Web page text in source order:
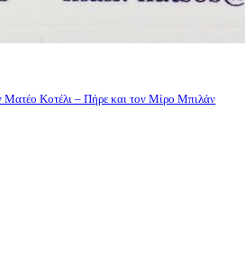
Κοτέλι – Πήρε και τον Μίρο Μπιλάν